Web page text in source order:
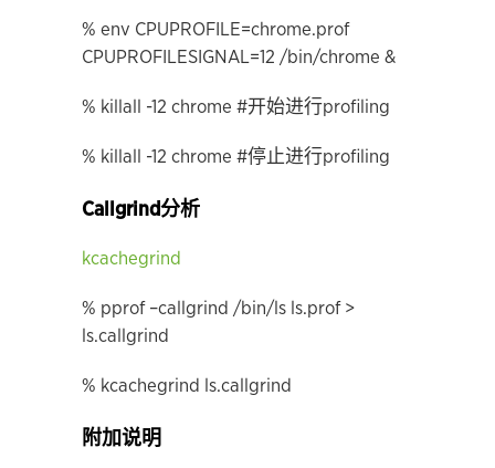
% env CPUPROFILE=chrome.prof
CPUPROFILESIGNAL=12 /bin/chrome &
% killall -12 chrome #开始进行profiling
% killall -12 chrome #停止进行profiling
Callgrind分析
kcachegrind
% pprof –callgrind /bin/ls ls.prof >
ls.callgrind
% kcachegrind ls.callgrind
附加说明